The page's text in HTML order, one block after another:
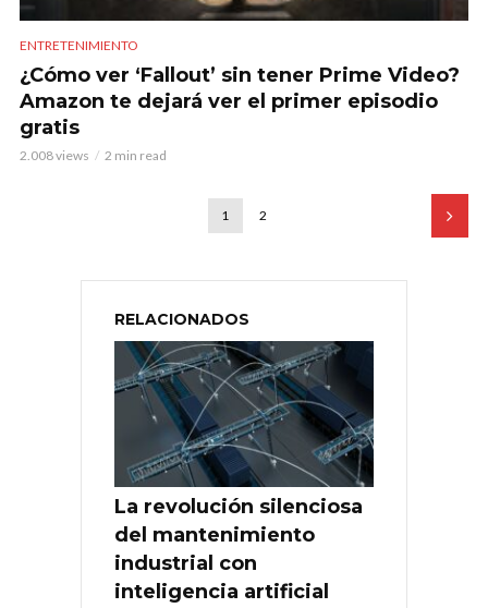
ENTRETENIMIENTO
¿Cómo ver ‘Fallout’ sin tener Prime Video?
Amazon te dejará ver el primer episodio
gratis
2.008 views 2 min read
1 2
RELACIONADOS
La revolución silenciosa
del mantenimiento
industrial con
inteligencia artificial